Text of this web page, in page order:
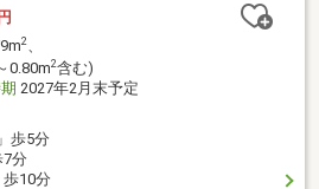
2、
0.80m2含む)
2027年2月末予定
歩5分
分
10分